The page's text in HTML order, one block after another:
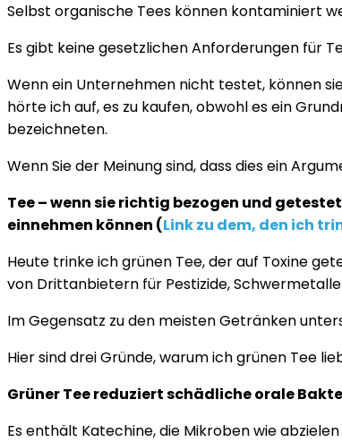
Selbst organische Tees können kontaminiert
Es gibt keine gesetzlichen Anforderungen für
Wenn ein Unternehmen nicht testet, können
hörte ich auf, es zu kaufen, obwohl es ein
bezeichneten.
Wenn Sie der Meinung sind, dass dies ein
Tee – wenn sie richtig bezogen und
einnehmen können (Link zu dem, den ich
Heute trinke ich grünen Tee, der auf Toxine
von Drittanbietern für Pestizide,
Im Gegensatz zu den meisten Getränken
Hier sind drei Gründe, warum ich grünen Tee
Grüner Tee reduziert schädliche orale
Es enthält Katechine, die Mikroben wie